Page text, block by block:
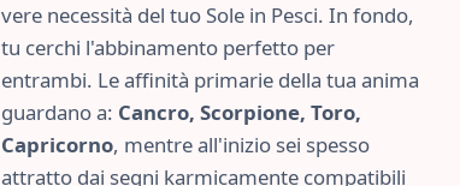
vere necessità del tuo Sole in Pesci. In fondo,
tu cerchi l'abbinamento perfetto per
entrambi. Le affinità primarie della tua anima
guardano a: Cancro, Scorpione, Toro,
Capricorno, mentre all'inizio sei spesso
attratto dai segni karmicamente compatibili